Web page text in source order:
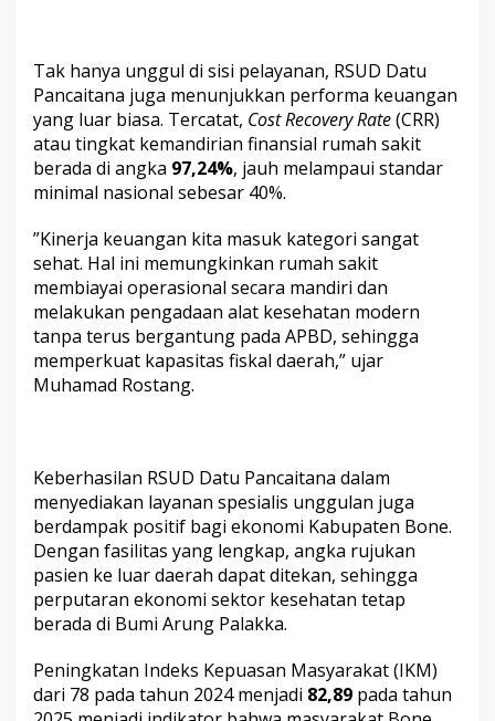
t
a
n
a
D
a
l
m
N
o
m
i
n
a
s
B
U
M
D
A
w
a
r
2
0
Tak hanya unggul di sisi pelayanan, RSUD Datu
Pancaitana juga menunjukkan performa keuangan
yang luar biasa. Tercatat, Cost Recovery Rate(CRR)
atau tingkat kemandirian finansial rumah sakit
berada di angka 97,24%, jauh melampaui standar
minimal nasional sebesar 40%.
​”Kinerja keuangan kita masuk kategori sangat
sehat. Hal ini memungkinkan rumah sakit
membiayai operasional secara mandiri dan
melakukan pengadaan alat kesehatan modern
tanpa terus bergantung pada APBD, sehingga
memperkuat kapasitas fiskal daerah,” ujar
Muhamad Rostang.
Keberhasilan RSUD Datu Pancaitana dalam
menyediakan layanan spesialis unggulan juga
berdampak positif bagi ekonomi Kabupaten Bone.
Dengan fasilitas yang lengkap, angka rujukan
pasien ke luar daerah dapat ditekan, sehingga
perputaran ekonomi sektor kesehatan tetap
berada di Bumi Arung Palakka.
​Peningkatan Indeks Kepuasan Masyarakat (IKM)
dari 78 pada tahun 2024 menjadi 82,89 pada tahun